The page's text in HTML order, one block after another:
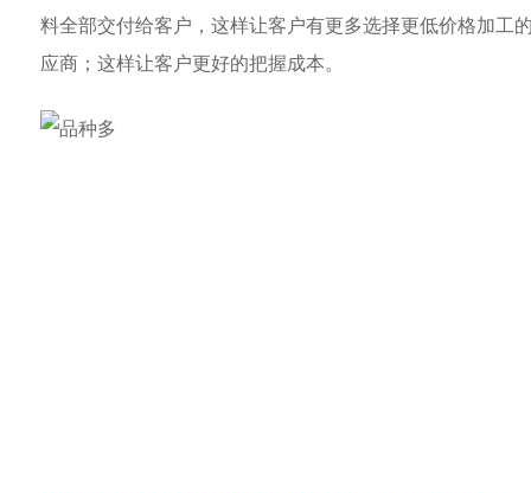
料全部交付给客户，这样让客户有更多选择更低价格加工
应商；这样让客户更好的把握成本。